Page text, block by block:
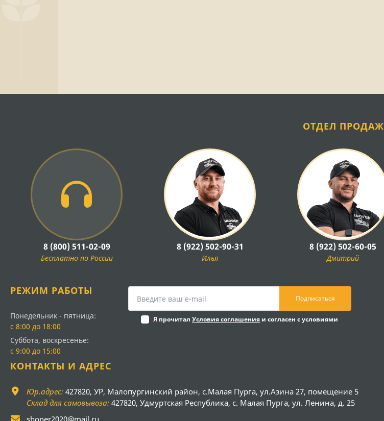
ОТДЕЛ ПРОДАЖ
8 (800) 511-02-09
Бесплатно по России
8 (922) 502-90-31
Илья
8 (922) 502-60-05
Дмитрий
РЕЖИМ РАБОТЫ
Понедельник - пятница:
с 8:00 до 18:00
Суббота, воскресенье:
с 9:00 до 15:00
Подписаться
Я прочиталУсловия соглашения и согласен с условиями
КОНТАКТЫ И АДРЕС
Юр.адрес: 427820, УР, Малопургинский район, с.Малая Пурга, ул.Азина 27, помещение 5
Склад для самовывоза: 427820, Удмуртская Республика, с. Малая Пурга, ул. Ленина, д. 25
shoner2020@mail.ru